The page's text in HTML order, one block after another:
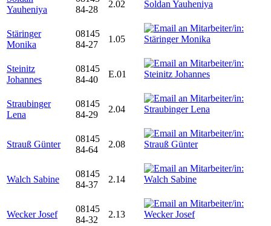
Yauheniya
84-28
2.02
Stäringer
Monika
08145
84-27
1.05
Steinitz
Johannes
08145
84-40
E.01
Straubinger
Lena
08145
84-29
2.04
Strauß Günter
08145
84-64
2.08
Walch Sabine
08145
84-37
2.14
Wecker Josef
08145
84-32
2.13